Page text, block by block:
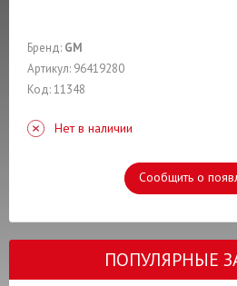
Бренд: GM
Артикул: 96419280
Код: 11348
Нет в наличии
Сообщить о
ПОПУЛЯРНЫЕ